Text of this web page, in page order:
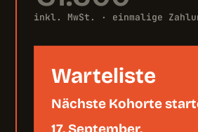
inkl. MwSt. · einmalige
Warteliste
Nächste Kohorte